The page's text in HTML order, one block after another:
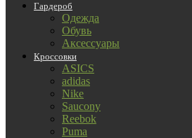
Гардероб
Одежда
Обувь
Аксессуары
Кроссовки
ASICS
adidas
Nike
Saucony
Reebok
Puma